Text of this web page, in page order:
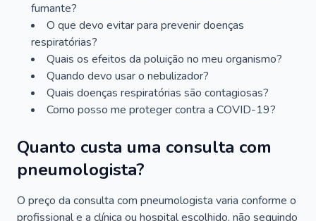
fumante?
O que devo evitar para prevenir doenças
respiratórias?
Quais os efeitos da poluição no meu organismo?
Quando devo usar o nebulizador?
Quais doenças respiratórias são contagiosas?
Como posso me proteger contra a COVID-19?
Quanto custa uma consulta com
pneumologista?
O preço da consulta com pneumologista varia conforme o
profissional e a clínica ou hospital escolhido, não seguindo